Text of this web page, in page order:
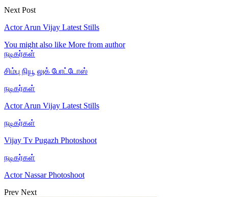
Next Post
Actor Arun Vijay Latest Stills
You might also like More from author
நடிகர்கள்
சிம்பு நியூ லுக் போட்டோஸ்
நடிகர்கள்
Actor Arun Vijay Latest Stills
நடிகர்கள்
Vijay Tv Pugazh Photoshoot
நடிகர்கள்
Actor Nassar Photoshoot
Prev Next